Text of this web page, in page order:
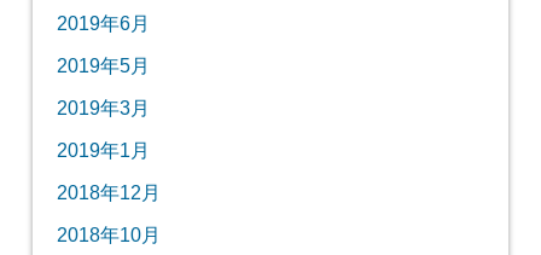
2019年6月
2019年5月
2019年3月
2019年1月
2018年12月
2018年10月